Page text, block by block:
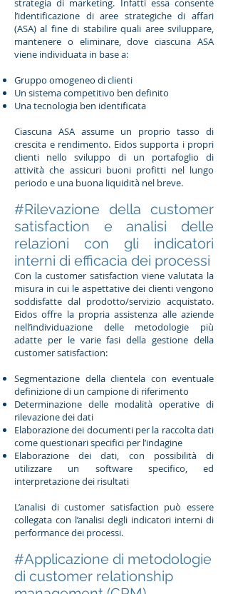
strategia di marketing. Infatti essa consente
l’identificazione di aree strategiche di affari
(ASA) al fine di stabilire quali aree sviluppare,
mantenere o eliminare, dove ciascuna ASA
viene individuata in base a:
Gruppo omogeneo di clienti
Un sistema competitivo ben definito
Una tecnologia ben identificata
Ciascuna ASA assume un proprio tasso di
crescita e rendimento. Eidos supporta i propri
clienti nello sviluppo di un portafoglio di
attività che assicuri buoni profitti nel lungo
periodo e una buona liquidità nel breve.
#Rilevazione della customer
satisfaction e analisi delle
relazioni con gli indicatori
interni di efficacia dei processi
Con la customer satisfaction viene valutata la
misura in cui le aspettative dei clienti vengono
soddisfatte dal prodotto/servizio acquistato.
Eidos offre la propria assistenza alle aziende
nell’individuazione delle metodologie più
adatte per le varie fasi della gestione della
customer satisfaction:
Segmentazione della clientela con eventuale
definizione di un campione di riferimento
Determinazione delle modalità operative di
rilevazione dei dati
Elaborazione dei documenti per la raccolta dati
come questionari specifici per l’indagine
Elaborazione dei dati, con possibilità di
utilizzare un software specifico, ed
interpretazione dei risultati
L’analisi di customer satisfaction può essere
collegata con l’analisi degli indicatori interni di
performance dei processi.
#Applicazione di metodologie
di customer relationship